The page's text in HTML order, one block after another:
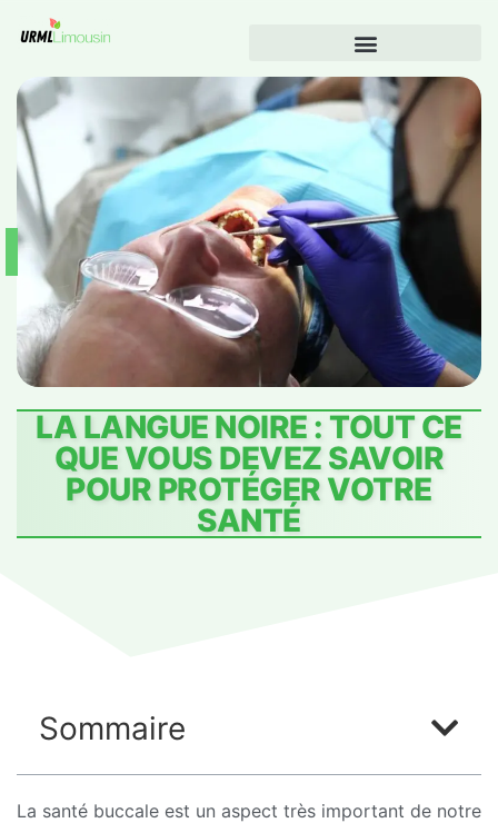
LA LANGUE NOIRE : TOUT CE
QUE VOUS DEVEZ SAVOIR
POUR PROTÉGER VOTRE
SANTÉ
Sommaire
La santé buccale est un aspect très important de notre